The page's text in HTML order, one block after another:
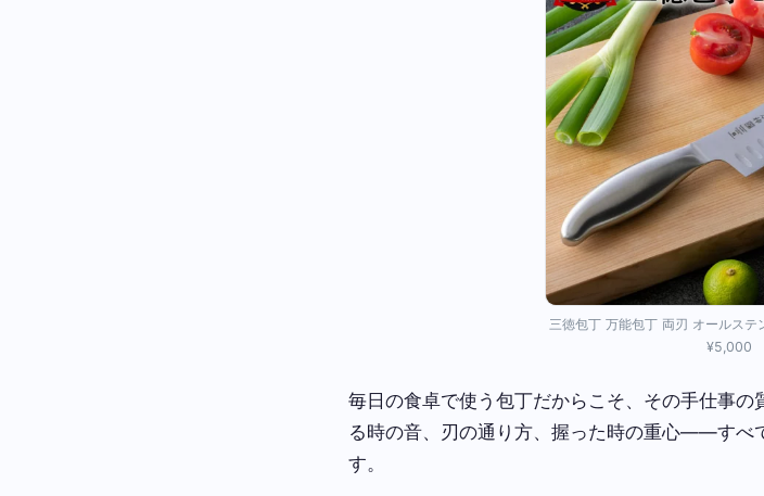
三徳包丁 万能包丁 両刃 オールステ
¥5,000
毎日の食卓で使う包丁だからこそ、その手仕事
る時の音、刃の通り方、握った時の重心——すべ
す。